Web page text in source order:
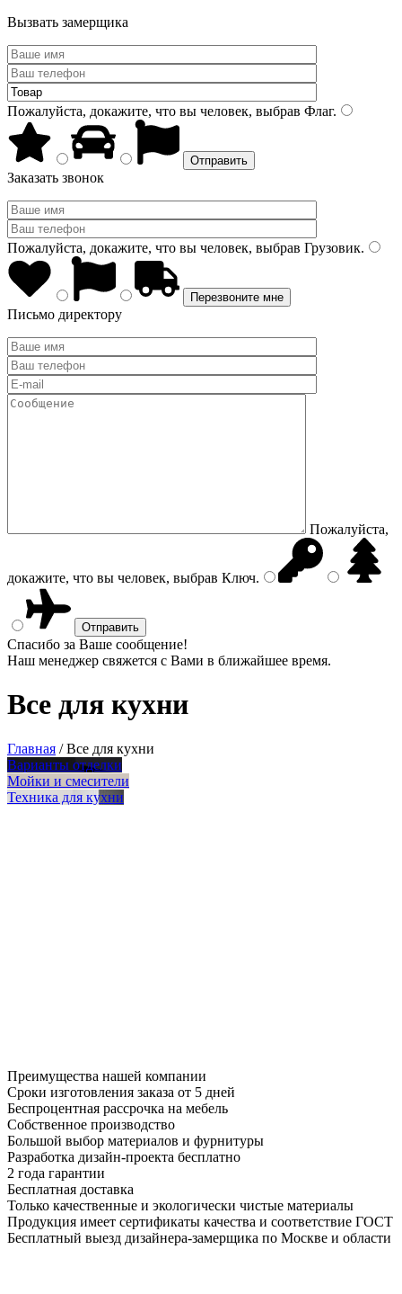
Вызвать замерщика
Пожалуйста, докажите, что вы человек, выбрав Флаг.
Заказать звонок
Пожалуйста, докажите, что вы человек, выбрав Грузовик.
Письмо директору
Пожалуйста,
докажите, что вы человек, выбрав Ключ.
Спасибо за Ваше сообщение!
Наш менеджер свяжется с Вами в ближайшее время.
Все для кухни
Главная /Все для кухни
Варианты отделки
Мойки и смесители
Техника для кухни
Преимущества нашей компании
Сроки изготовления заказа от 5 дней
Беспроцентная рассрочка на мебель
Собственное производство
Большой выбор материалов и фурнитуры
Разработка дизайн-проекта бесплатно
2 года гарантии
Бесплатная доставка
Только качественные и экологически чистые материалы
Продукция имеет сертификаты качества и соответствие ГОСТ
Бесплатный выезд дизайнера-замерщика по Москве и области